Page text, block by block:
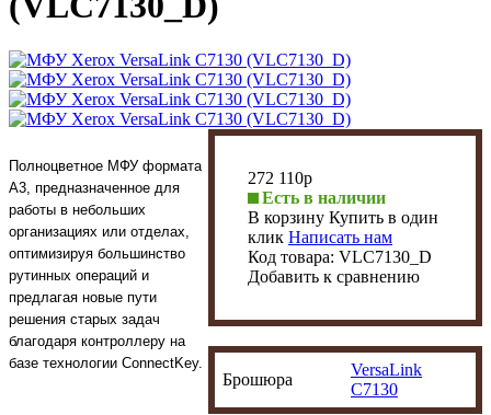
272 110p
Есть в наличии
В корзину Купить в один
клик Написать нам
Код товара: VLC7130_D
Добавить к сравнению
Брошюра
VersaLink
C7130
Полноцветное МФУ формата
А3, предназначенное для
работы в небольших
организациях или отделах,
оптимизируя большинство
рутинных операций и
предлагая новые пути
решения старых задач
благодаря контроллеру на
базе технологии ConnectKey.